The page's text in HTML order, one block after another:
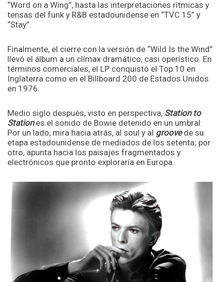
“Word on a Wing”, hasta las interpretaciones rítmicas y
tensas del funk y R&B estadounidense en “TVC 15” y
“Stay”.
Finalmente, el cierre con la versión de “Wild Is the Wind”
llevó el álbum a un clímax dramático, casi operístico. En
términos comerciales, el LP conquistó el Top 10 en
Inglaterra como en el Billboard 200 de Estados Unidos
en 1976.
Medio siglo después, visto en perspectiva, Station to
Stationes el sonido de Bowie detenido en un umbral.
Por un lado, mira hacia atrás, al soul y al groovede su
etapa estadounidense de mediados de los setenta; por
otro, apunta hacia los paisajes fragmentados y
electrónicos que pronto exploraría en Europa.